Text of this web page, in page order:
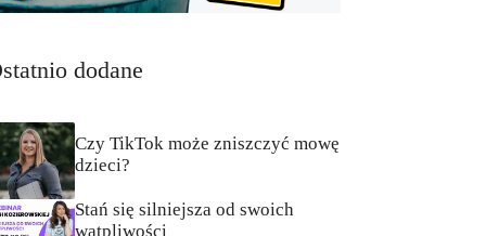
dodane
Czy TikTok może zniszczyć mowę
dzieci?
Stań się silniejsza od swoich
wątpliwości